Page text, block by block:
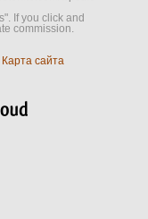
If you click and
commission.
Карта сайта